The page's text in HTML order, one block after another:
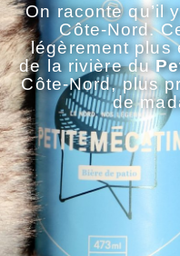
On raconte qu’il
Côte-Nord.
légèrement plus
de la rivière du
Côte-Nord, plus
de